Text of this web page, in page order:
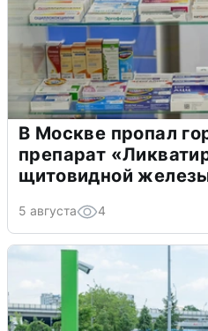
В Москве пропал
препарат
щитовидной
5 августа 4